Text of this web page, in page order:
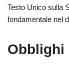
Testo Unico sulla
fondamentale nel
Obblighi